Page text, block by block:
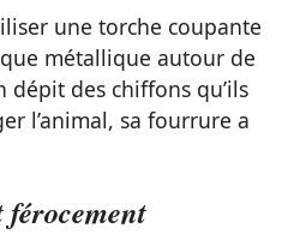
une torche coupante
métallique autour de
dépit des chiffons qu’ils
l’animal, sa fourrure a
férocement